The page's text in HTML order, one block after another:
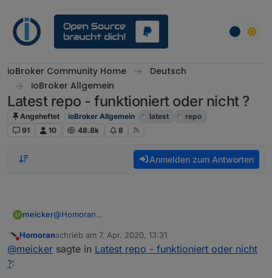
ioBroker Community Home
Deutsch
ioBroker Allgemein
Latest repo - funktioniert oder nicht ?
Angeheftet ioBroker Allgemein latest
repo
91
10 48.8k 8
Anmelden zum Antworten
M meicker@Homoran
zu gehen das wir vom gleichen reden ...
Admin habe ich auf debug stehen
Nicht stören
Homoranschrieb am 7. Apr. 2020, 13:31
zuletzt editiert von
@meicker sagte in Latest repo - funktioniert oder nicht
?: